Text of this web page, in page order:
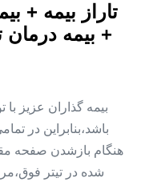
تاراز بیمه +
+ بیمه
بیمه گذاران عزیز با
باشد،بنابراین در
هنگام بازشدن صفحه
شده در تیتر